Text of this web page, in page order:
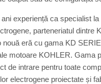
experiență ca specialist
parteneriatul dintre
nouă eră cu gama KD
motoare KOHLER. Gama
de intrare pentru toate
electrogene proiectate și